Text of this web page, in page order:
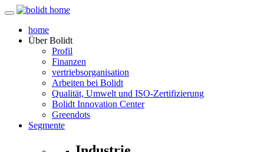
home
ÜberBolidt
Profil
Finanzen
vertriebsorganisation
Arbeiten bei Bolidt
Qualität, Umwelt und ISO-Zertifizierung
Bolidt Innovation Center
Greendots
Segmente